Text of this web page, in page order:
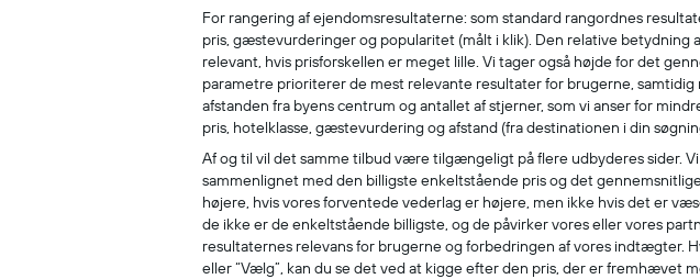
For rangering af ejendomsresultaterne: som standard rangordnes
pris, gæstevurderinger og popularitet (målt i klik). Den relative
relevant, hvis prisforskellen er meget lille. Vi tager også højde for det
parametre prioriterer de mest relevante resultater for brugerne,
afstanden fra byens centrum og antallet af stjerner, som vi anser for
pris, hotelklasse, gæstevurdering og afstand (fra destinationen i din
Af og til vil det samme tilbud være tilgængeligt på flere udbyderes sider.
sammenlignet med den billigste enkeltstående pris og det
højere, hvis vores forventede vederlag er højere, men ikke hvis det er
de ikke er de enkeltstående billigste, og de påvirker vores eller vores
resultaternes relevans for brugerne og forbedringen af vores indtægter.
eller “Vælg”, kan du se det ved at kigge efter den pris, der er fremhævet